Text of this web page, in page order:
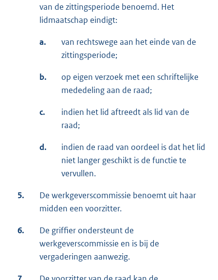
van de zittingsperiode benoemd. Het
lidmaatschap eindigt:
a.
van rechtswege aan het einde van de
zittingsperiode;
b.
op eigen verzoek met een schriftelijke
mededeling aan de raad;
c.
indien het lid aftreedt als lid van de
raad;
d.
indien de raad van oordeel is dat het lid
niet langer geschikt is de functie te
vervullen.
5.
De werkgeverscommissie benoemt uit haar
midden een voorzitter.
6.
De griffier ondersteunt de
werkgeverscommissie en is bij de
vergaderingen aanwezig.